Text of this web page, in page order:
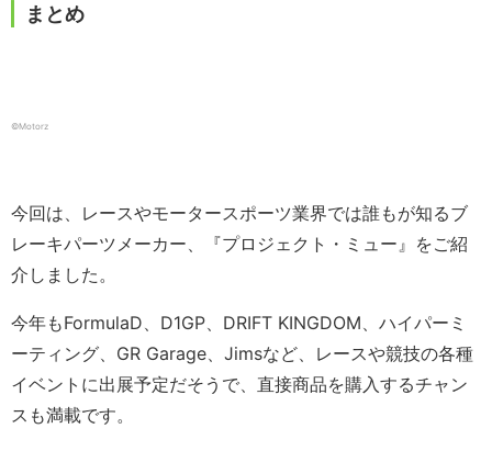
まとめ
©️Motorz
今回は、レースやモータースポーツ業界では誰もが知るブ
レーキパーツメーカー、『プロジェクト・ミュー』をご紹
介しました。
今年もFormulaD、D1GP、DRIFT KINGDOM、ハイパーミ
ーティング、GR Garage、Jimsなど、レースや競技の各種
イベントに出展予定だそうで、直接商品を購入するチャン
スも満載です。